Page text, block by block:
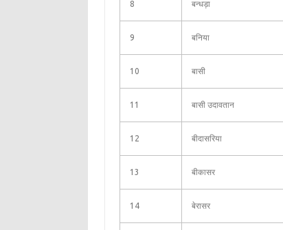
8 बन्धड़ा
9 बनिया
10 बासी
11 बासी उदावतान
12 बीदासरिया
13 बीकासर
14 बेरासर